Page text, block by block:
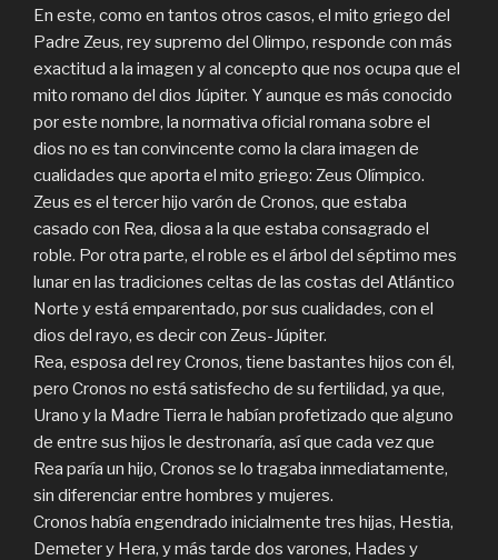
En este, como en tantos otros casos, el mito griego del
Padre Zeus, rey supremo del Olimpo, responde con más
exactitud a la imagen y al concepto que nos ocupa que el
mito romano del dios Júpiter. Y aunque es más conocido
por este nombre, la normativa oficial romana sobre el
dios no es tan convincente como la clara imagen de
cualidades que aporta el mito griego: Zeus Olímpico.
Zeus es el tercer hijo varón de Cronos, que estaba
casado con Rea, diosa a la que estaba consagrado el
roble. Por otra parte, el roble es el árbol del séptimo mes
lunar en las tradiciones celtas de las costas del Atlántico
Norte y está emparentado, por sus cualidades, con el
dios del rayo, es decir con Zeus-Júpiter.
Rea, esposa del rey Cronos, tiene bastantes hijos con él,
pero Cronos no está satisfecho de su fertilidad, ya que,
Urano y la Madre Tierra le habían profetizado que alguno
de entre sus hijos le destronaría, así que cada vez que
Rea paría un hijo, Cronos se lo tragaba inmediatamente,
sin diferenciar entre hombres y mujeres.
Cronos había engendrado inicialmente tres hijas, Hestia,
Demeter y Hera, y más tarde dos varones, Hades y